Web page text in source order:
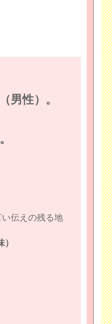
男性）。
伝えの残る地